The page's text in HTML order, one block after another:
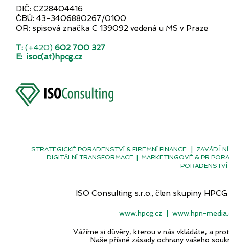
DIČ: CZ28404416
ČBÚ: 43-3406880267/0100
OR: spisová značka C 139092 vedená u MS v Praze
T: (+420) 602 700 327
E: isoc(at)hpcg.cz
STRATEGICKÉ PORADENSTVÍ & FIREMNÍ FINANCE
DIGITÁLNÍ TRANSFORMACE
MARKETINGOVÉ & PR
ISO Consulting s.r.o., člen skupiny
www.hpcg.cz www.hpn-
Vážíme si důvěry, kterou v nás vkládáte, a
Naše přísné zásady ochrany vašeho